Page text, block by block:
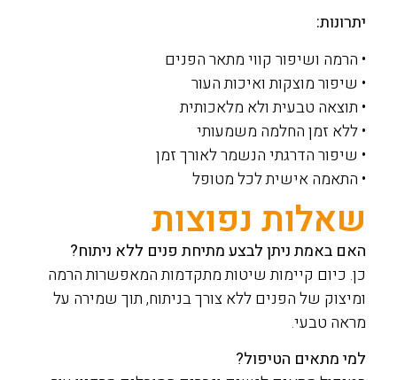
יתרונות:
• הרמה ושיפור קווי מתאר הפנים
• שיפור מוצקות ואיכות העור
• תוצאה טבעית ולא מלאכותית
• ללא זמן החלמה משמעותי
• שיפור הדרגתי הנשמר לאורך זמן
• התאמה אישית לכל מטופל
שאלות נפוצות
האם באמת ניתן לבצע מתיחת פנים ללא ניתוח?
כן. כיום קיימות שיטות מתקדמות המאפשרות הרמה
ומיצוק של הפנים ללא צורך בניתוח, תוך שמירה על
מראה טבעי.
למי מתאים הטיפול?